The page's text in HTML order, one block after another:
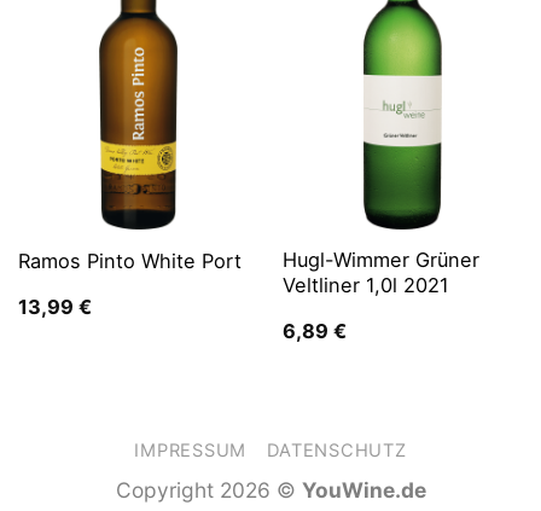
Ramos Pinto White Port
13,99 €
Hugl-Wimmer Grüner
Veltliner 1,0l 2021
6,89 €
IMPRESSUM DATENSCHUTZ
Copyright 2026 © YouWine.de